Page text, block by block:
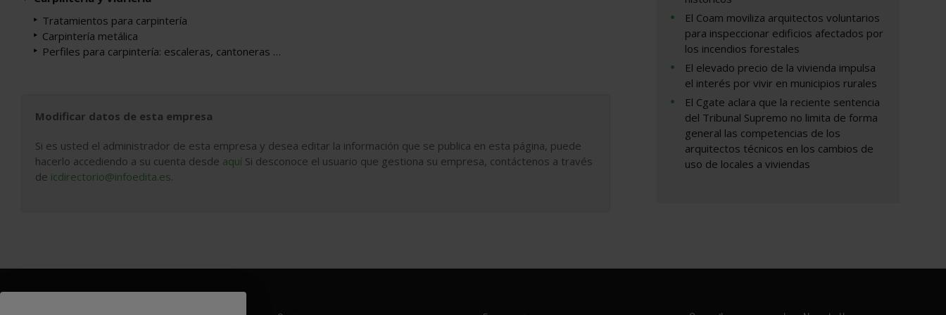
Tratamientos para carpintería
Carpintería metálica
Perfiles para carpintería: escaleras, cantoneras …
Modificar datos de esta empresa
Si es usted el administrador de esta empresa y desea editar la información que se publica en esta página, puede
hacerlo accediendo a su cuenta desde aquí Si desconoce el usuario que gestiona su empresa, contáctenos a través
de icdirectorio@infoedita.es.
El Coam moviliza arquitectos voluntarios
para inspeccionar edificios afectados por
los incendios forestales
El elevado precio de la vivienda impulsa
el interés por vivir en municipios rurales
El Cgate aclara que la reciente sentencia
del Tribunal Supremo no limita de forma
general las competencias de los
arquitectos técnicos en los cambios de
uso de locales a viviendas